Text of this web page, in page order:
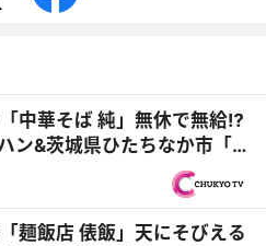
中華そば 純」無休で無給⁉
ン&茨城県ひたちなか市「天
値上げなし！本格職人が握る
麺飯店 俵飯」天にそびえる